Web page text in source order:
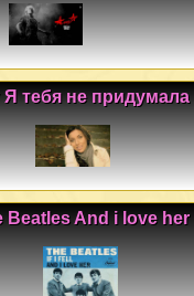
тебя не придумала
Beatles And i love her